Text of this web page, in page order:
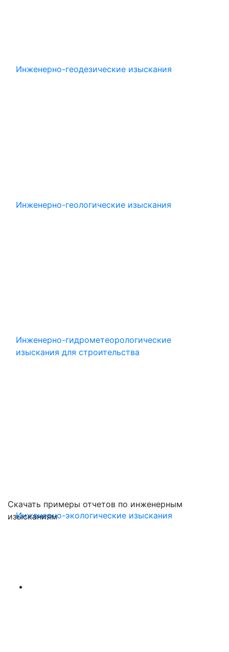
Инженерно-геодезические изыскания
Инженерно-геологические изыскания
Инженерно-гидрометеорологические
изыскания для строительства
Инженерно-экологические изыскания
Скачать примеры отчетов по инженерным
изысканиям